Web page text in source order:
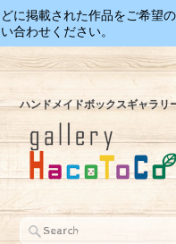
に掲載された作品をご希望
合わせください。
ハンドメイドボックスギャラリ